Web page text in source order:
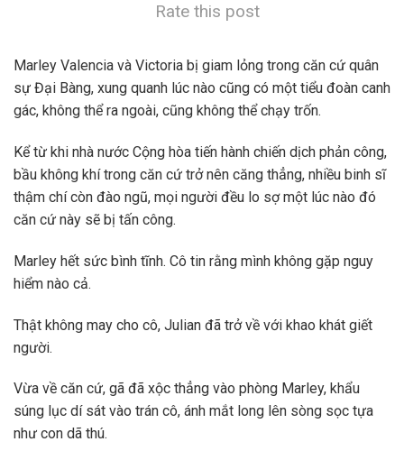
Rate this post
Marley Valencia và Victoria bị giam lỏng trong căn cứ quân
sự Đại Bàng, xung quanh lúc nào cũng có một tiểu đoàn canh
gác, không thể ra ngoài, cũng không thể chạy trốn.
Kể từ khi nhà nước Cộng hòa tiến hành chiến dịch phản công,
bầu không khí trong căn cứ trở nên căng thẳng, nhiều binh sĩ
thậm chí còn đào ngũ, mọi người đều lo sợ một lúc nào đó
căn cứ này sẽ bị tấn công.
Marley hết sức bình tĩnh. Cô tin rằng mình không gặp nguy
hiểm nào cả.
Thật không may cho cô, Julian đã trở về với khao khát giết
người.
Vừa về căn cứ, gã đã xộc thẳng vào phòng Marley, khẩu
súng lục dí sát vào trán cô, ánh mắt long lên sòng sọc tựa
như con dã thú.